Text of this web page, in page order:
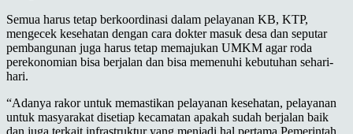
Semua harus tetap berkoordinasi dalam pelayanan KB, KTP,
mengecek kesehatan dengan cara dokter masuk desa dan seputar
pembangunan juga harus tetap memajukan UMKM agar roda
perekonomian bisa berjalan dan bisa memenuhi kebutuhan sehari-
hari.
“Adanya rakor untuk memastikan pelayanan kesehatan, pelayanan
untuk masyarakat disetiap kecamatan apakah sudah berjalan baik
dan juga terkait infrastruktur yang menjadi hal pertama Pemerintah